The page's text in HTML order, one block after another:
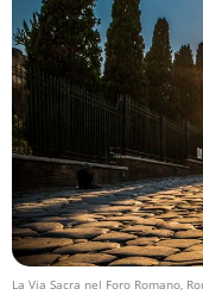
La Via Sacra nel Foro Romano,